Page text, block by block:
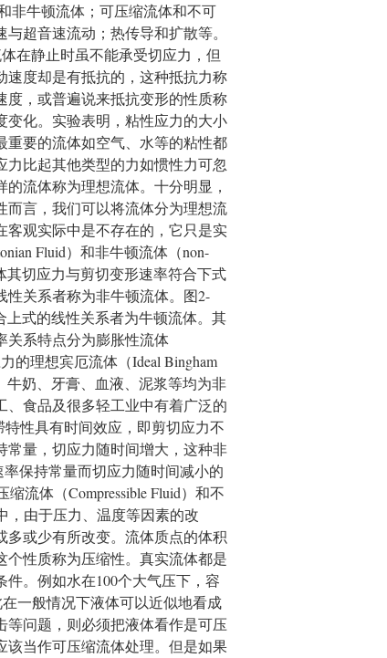
非牛顿流体；可压缩流体和不可
超音速流动；热传导和扩散等。
在静止时虽不能承受切应力，但
度却是有抵抗的，这种抵抗力称
度，或普遍说来抵抗变形的性质称
变化。实验表明，粘性应力的大小
要的流体如空气、水等的粘性都
比起其他类型的力如惯性力可忽
流体称为理想流体。十分明显，
言，我们可以将流体分为理想流
观实际中是不存在的，它只是实
Fluid）和非牛顿流体（non-
其切应力与剪切变形速率符合下式
关系者称为非牛顿流体。图2-
上式的线性关系者为牛顿流体。其
关系特点分为膨胀性流体
的理想宾厄流体（Ideal Bingham
牛奶、牙膏、血液、泥浆等均为非
食品及很多轻工业中有着广泛的
性具有时间效应，即剪切应力不
量，切应力随时间增大，这种非
保持常量而切应力随时间减小的
流体（Compressible Fluid）和不
，由于压力、温度等因素的改
或少有所改变。流体质点的体积
性质称为压缩性。真实流体都是
。例如水在100个大气压下，容
一般情况下液体可以近似地看成
问题，则必须把液体看作是可压
当作可压缩流体处理。但是如果